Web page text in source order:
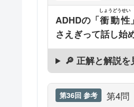
ADHDの「衝動性
しょうどうせい
さえぎって話し始
🔎 正解と解説を
第36回 参考 第4問